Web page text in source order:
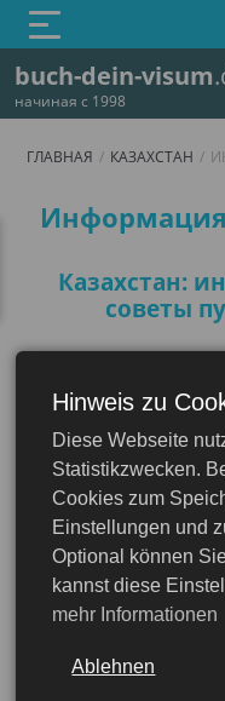
buch-dein-visum
начиная с 1998
Казахстан
ГЛАВНАЯ КАЗАХСТАН
Информация
Казахстан:
советы
Казахстан - эта
Hinweis zu
Diese Webseite
Statistikzwecken.
Cookies zum
Einstellungen und
Optional können
kannst diese
mehr Informationen
Ablehnen